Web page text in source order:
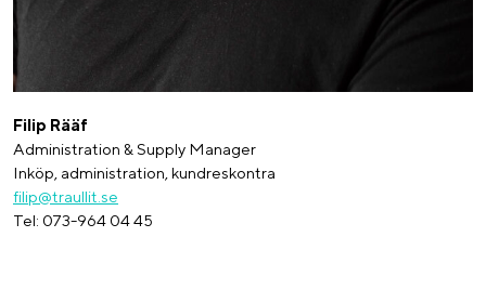
Filip Rääf
Administration & Supply Manager
Inköp, administration, kundreskontra
filip@traullit.se
Tel: 073-964 04 45